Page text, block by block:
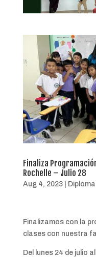
Finaliza
Rochelle – Julio 28
Aug 4, 2023|
Finalizamos con la
clases con nuestra
Del lunes 24 de julio